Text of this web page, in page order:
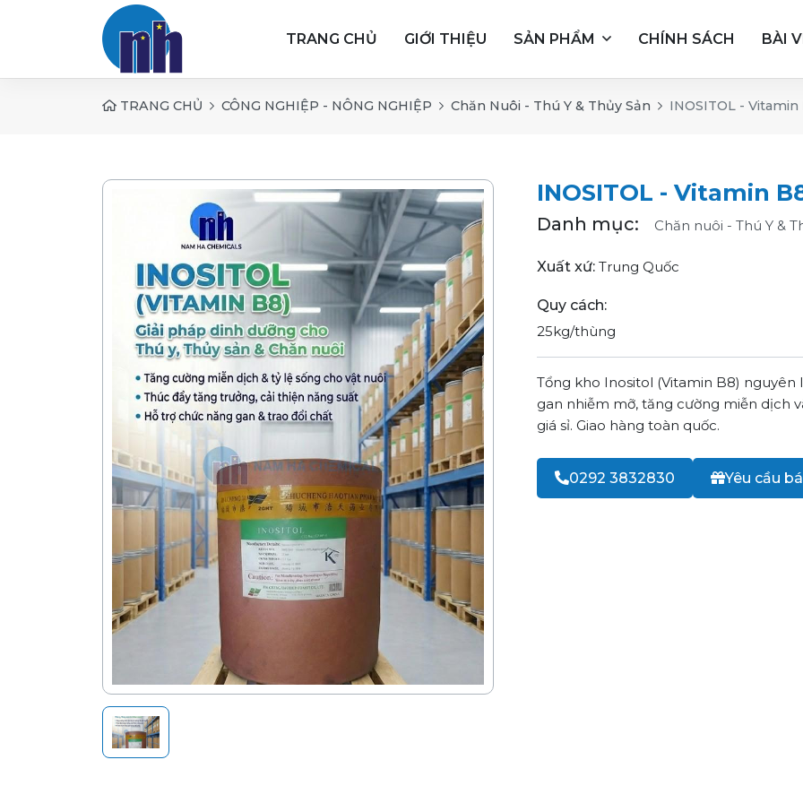
TRANG CHỦ GIỚI THIỆU SẢN PHẨM CHÍNH SÁCH BÀI
TRANG CHỦ CÔNG NGHIỆP - NÔNG NGHIỆP Chăn Nuôi - Thú Y & Thủy Sản INOSITOL - Vitamin
INOSITOL - Vitamin
Danh mục: Chăn nuôi - Thú Y &
Xuất xứ: Trung Quốc
Quy cách:
25kg/thùng
Tổng kho Inositol (Vitamin B8) nguyên
gan nhiễm mỡ, tăng cường miễn dịch
giá sỉ. Giao hàng toàn quốc.
0292 3832830 Yêu cầu